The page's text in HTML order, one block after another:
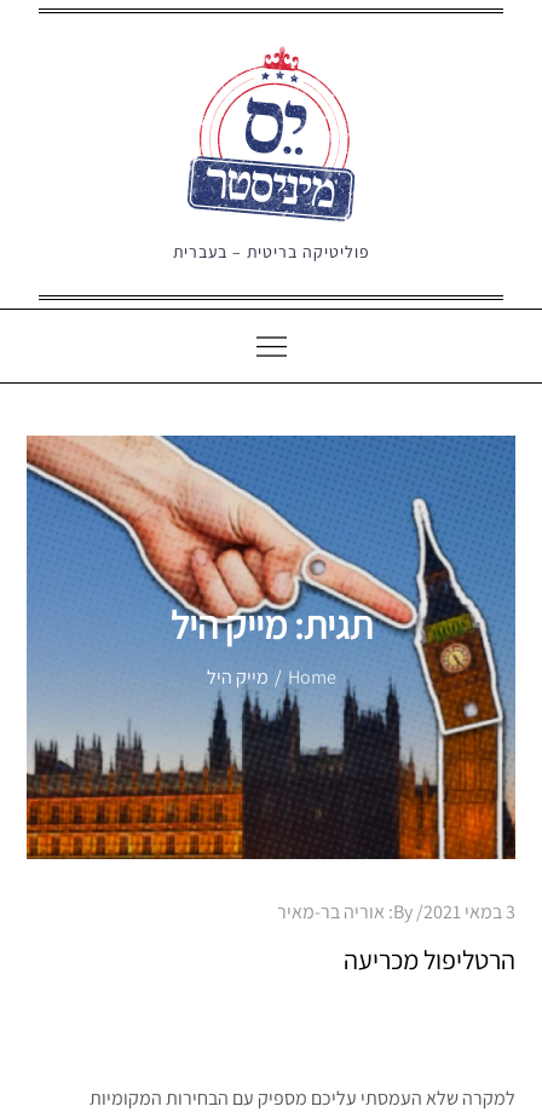
פוליטיקה בריטית – בעברית
תגית:מייק היל
Home מייק היל
Posted
3 במאי 2021 By: אוריה בר-מאיר
הרטליפול מכריעה
למקרה שלא העמסתי עליכם מספיק עם הבחירות המקומיות